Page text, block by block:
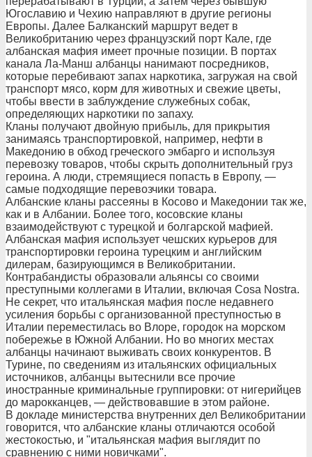
Югославию и Чехию направляют в другие регионы
Европы. Далее Балканский маршрут ведет в
Великобританию через французский порт Кале, где
албанская мафия имеет прочные позиции. В портах
канала Ла-Манш албанцы нанимают посредников,
которые перебивают запах наркотика, загружая на свой
транспорт мясо, корм для животных и свежие цветы,
чтобы ввести в заблуждение служебных собак,
определяющих наркотики по запаху.
Кланы получают двойную прибыль, для прикрытия
занимаясь транспортировкой, например, нефти в
Македонию в обход греческого эмбарго и используя
перевозку товаров, чтобы скрыть дополнительный груз
героина. А люди, стремящиеся попасть в Европу, —
самые подходящие перевозчики товара.
Албанские кланы рассеяны в Косово и Македонии так же,
как и в Албании. Более того, косовские кланы
взаимодействуют с турецкой и болгарской мафией.
Албанская мафия использует чешских курьеров для
транспортировки героина турецким и английским
дилерам, базирующимся в Великобритании.
Контрабандисты образовали альянсы со своими
преступными коллегами в Италии, включая Соsa Nostra.
Не секрет, что итальянская мафия после недавнего
усиления борьбы с организованной преступностью в
Италии переместилась во Влоре, городок на морском
побережье в Южной Албании. Но во многих местах
албанцы начинают выживать своих конкурентов. В
Турине, по сведениям из итальянских официальных
источников, албанцы вытеснили все прочие
иностранные криминальные группировки: от нигерийцев
до марокканцев, — действовавшие в этом районе.
В докладе министерства внутренних дел Великобритании
говорится, что албанские кланы отличаются особой
жестокостью, и "итальянская мафия выглядит по
сравнению с ними новичками".